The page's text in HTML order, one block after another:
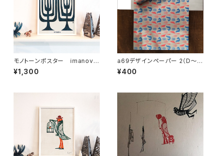
モノトーンポスター imanova
Tree 3
¥1,300
a69デザインペーパー 2（D〜
H）5種
¥400